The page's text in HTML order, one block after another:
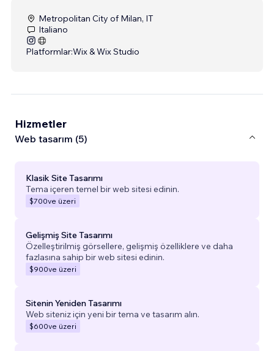
Metropolitan City of Milan, IT
Italiano
Platformlar:Wix & Wix Studio
Hizmetler
Web tasarım (5)
Klasik Site Tasarımı
Tema içeren temel bir web sitesi edinin.
$700ve üzeri
Gelişmiş Site Tasarımı
Özelleştirilmiş görsellere, gelişmiş özelliklere ve daha
fazlasına sahip bir web sitesi edinin.
$900ve üzeri
Sitenin Yeniden Tasarımı
Web siteniz için yeni bir tema ve tasarım alın.
$600ve üzeri